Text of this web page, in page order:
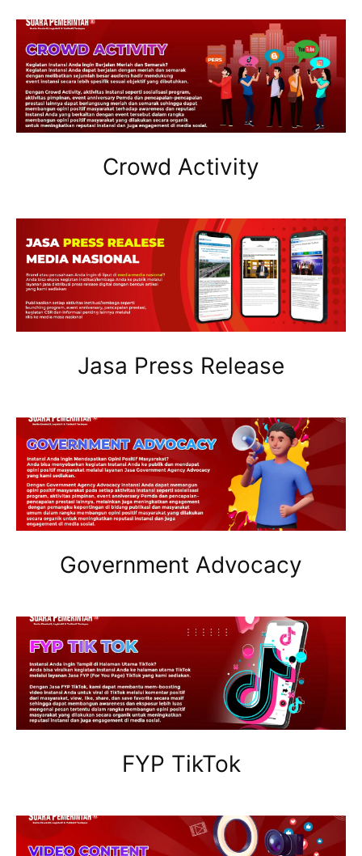
Crowd Activity
Jasa Press Release
Government Advocacy
FYP TikTok